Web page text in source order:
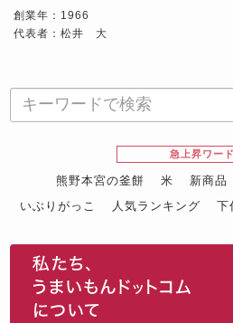
創業年：1966
代表者：松井 大
急上昇ワード
熊野本宮の釜餅 米 新商品
いぶりがっこ
人気ランキング 下